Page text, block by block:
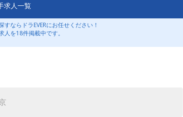
求人一覧
ならドラEVERにお任せください！
を18件掲載中です。